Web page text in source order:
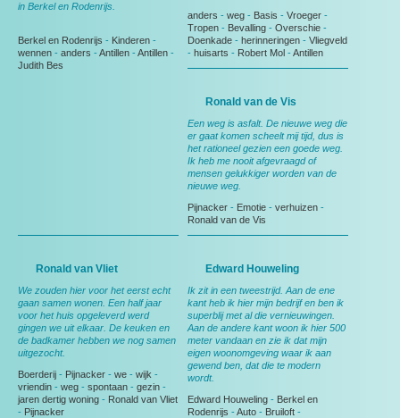
in Berkel en Rodenrijs.
Berkel en Rodenrijs - Kinderen -
wennen - anders -Antillen -Antillen -
Judith Bes
anders - weg - Basis - Vroeger -
Tropen - Bevalling - Overschie -
Doenkade - herinneringen - Vliegveld
- huisarts - Robert Mol -Antillen
Ronald van de Vis
Een weg is asfalt. De nieuwe weg die
er gaat komen scheelt mij tijd, dus is
het rationeel gezien een goede weg.
Ik heb me nooit afgevraagd of
mensen gelukkiger worden van de
nieuwe weg.
Pijnacker - Emotie - verhuizen -
Ronald van de Vis
Ronald van Vliet
We zouden hier voor het eerst echt
gaan samen wonen. Een half jaar
voor het huis opgeleverd werd
gingen we uit elkaar. De keuken en
de badkamer hebben we nog samen
uitgezocht.
Boerderij - Pijnacker - we - wijk -
vriendin - weg - spontaan - gezin -
jaren dertig woning - Ronald van Vliet
- Pijnacker
Edward Houweling
Ik zit in een tweestrijd. Aan de ene
kant heb ik hier mijn bedrijf en ben ik
superblij met al die vernieuwingen.
Aan de andere kant woon ik hier 500
meter vandaan en zie ik dat mijn
eigen woonomgeving waar ik aan
gewend ben, dat die te modern
wordt.
Edward Houweling - Berkel en
Rodenrijs -Auto - Bruiloft -